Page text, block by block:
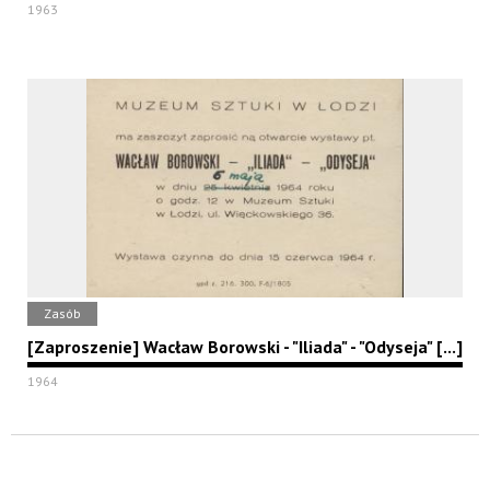
1963
Zasób
[Zaproszenie] Wacław Borowski - "Iliada" - "Odyseja" [...]
1964